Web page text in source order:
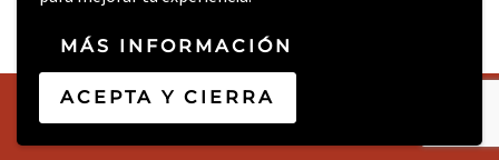
MÁS INFORMACIÓN
ACEPTA Y CIERRA
© 2026 CREATIVEGAN.NET